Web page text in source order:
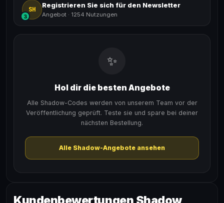
SH
3
Registrieren Sie sich für den Newsletter
Angebot · 1254 Nutzungen
✨
Hol dir die besten Angebote
Alle Shadow-Codes werden von unserem Team vor der
Veröffentlichung geprüft. Teste sie und spare bei deiner
nächsten Bestellung.
Alle Shadow-Angebote ansehen